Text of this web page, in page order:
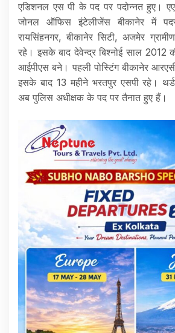
एडिशनल एस पी के पद पर पदोन्नत हुए।
जोनल ऑफिस इंटेलीजेंस बीकानेर में
रायसिंहनगर, बीकानेर सिटी, अजमेर
रहे। इसके बाद देवेन्द्र बिश्नोई साल 2012
आईपीएस बने। पहली पोस्टिंग बीकानेर
इसके बाद 13 महीने भरतपुर एसपी रहे।
अब पुलिस अधीक्षक के पद पर तैनात हुए हैं।